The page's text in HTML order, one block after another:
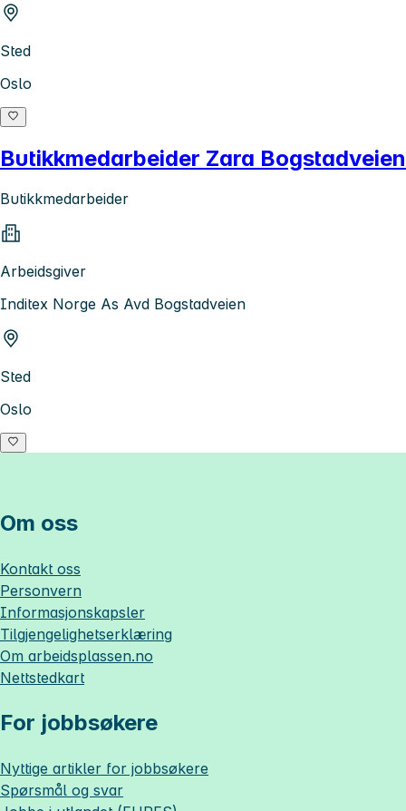
Sted
Oslo
Butikkmedarbeider Zara Bogstadveien
Butikkmedarbeider
Arbeidsgiver
Inditex Norge As Avd Bogstadveien
Sted
Oslo
Om oss
Kontakt oss
Personvern
Informasjonskapsler
Tilgjengelighetserklæring
Om arbeidsplassen.no
Nettstedkart
For jobbsøkere
Nyttige artikler for jobbsøkere
Spørsmål og svar